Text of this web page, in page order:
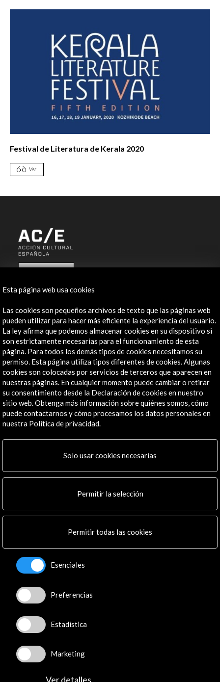
Festival de Literatura de Kerala 2020
Ver
ALERTAS
Contacta
info@accioncultural.es
+34 91 700 4000
José Abascal, 4 - 4º
28003 Madrid, España
Canales de contacto
Explora
Institucional
Actividades
Residencias
Noticias
Mapa Web
Logo y crédito a AC/E
Conecta
Instagram
LinkedIn
Facebook
Youtube
Flickr
Esta página web usa cookies
Las cookies son pequeños archivos de texto que las páginas web
pueden utilizar para hacer más eficiente la experiencia del usuario.
La ley afirma que podemos almacenar cookies en su dispositivo si
son estrictamente necesarias para el funcionamiento de esta
página. Para todos los demás tipos de cookies necesitamos su
permiso. Esta página utiliza tipos diferentes de cookies. Algunas
cookies son colocadas por servicios de terceros que aparecen en
nuestras páginas. En cualquier momento puede cambiar o retirar
su consentimiento desde la Declaración de cookies en nuestro
sitio web. Obtenga más información sobre quiénes somos, cómo
puede contactarnos y cómo procesamos los datos personales en
nuestra Política de privacidad.
Solo usar cookies necesarias
Permitir la selección
Permitir todas las cookies
Esenciales
Preferencias
Estadistica
Marketing
Ver detalles